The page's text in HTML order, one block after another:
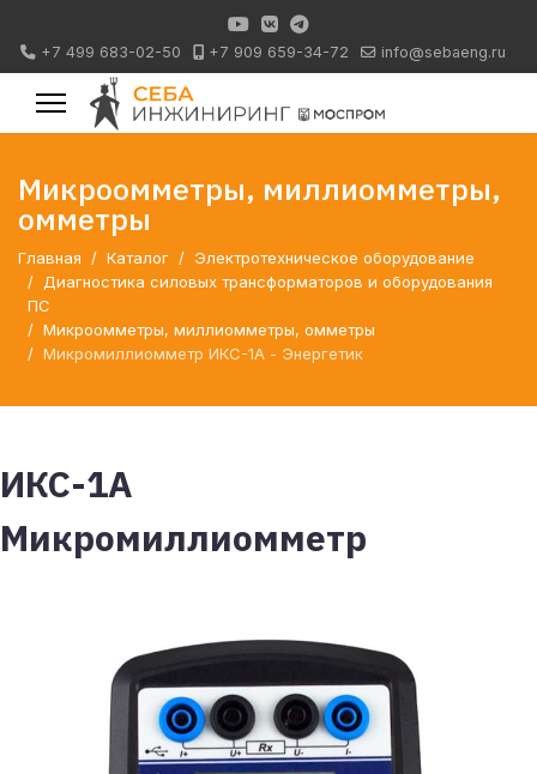
+7 499 683-02-50 +7 909 659-34-72 info@sebaeng.ru
Микроомметры, миллиомметры,
омметры
Главная Каталог
Электротехническое оборудование
Диагностика силовых трансформаторов и оборудования
ПС
Микроомметры, миллиомметры, омметры
Микромиллиомметр ИКС-1А - Энергетик
ИКС-1А
Микромиллиомметр